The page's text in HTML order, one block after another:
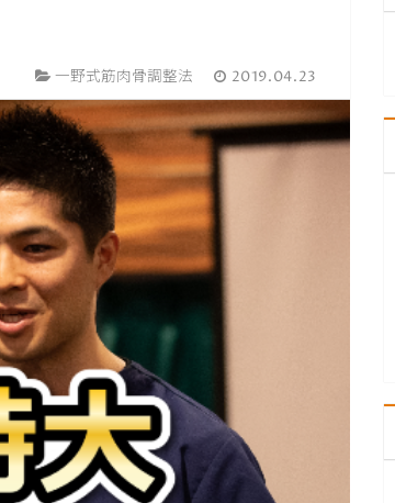
一野式筋肉骨調整法 2019.04.23